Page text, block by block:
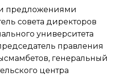
предложениями
совета директоров
университета
правления
генеральный
центра